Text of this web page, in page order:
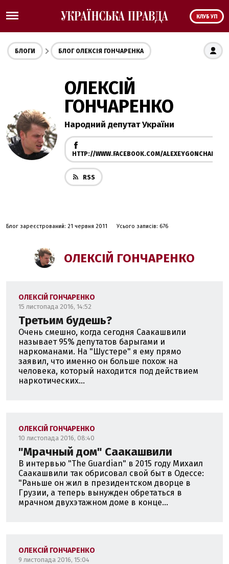
КЛУБ УП
БЛОГИ БЛОГ ОЛЕКСІЯ ГОНЧАРЕНКА
ОЛЕКСІЙ
ГОНЧАРЕНКО
Народний депутат України
HTTP://WWW.FACEBOOK.COM/
RSS
Блог зареєстрований: 21 червня 2011 Усього записів: 676
ОЛЕКСІЙ ГОНЧАРЕНКО
ОЛЕКСІЙ ГОНЧАРЕНКО
15 листопада 2016, 14:52
Третьим будешь?
Очень смешно, когда сегодня Саакашвили
называет 95% депутатов барыгами и
наркоманами. На "Шустере" я ему прямо
заявил, что именно он больше похож на
человека, который находится под действием
наркотических...
ОЛЕКСІЙ ГОНЧАРЕНКО
10 листопада 2016, 08:40
"Мрачный дом" Саакашвили
В интервью "The Guardian" в 2015 году Михаил
Саакашвили так обрисовал свой быт в Одессе:
"Раньше он жил в президентском дворце в
Грузии, а теперь вынужден обретаться в
мрачном двухэтажном доме в конце...
ОЛЕКСІЙ ГОНЧАРЕНКО
9 листопада 2016, 15:04